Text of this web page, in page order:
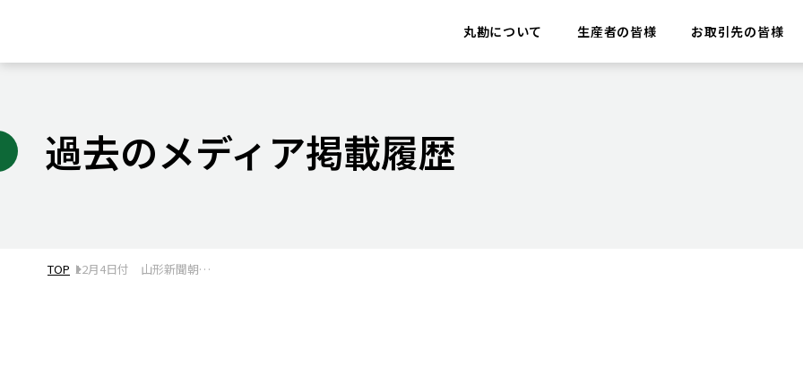
丸勘について 生産者の皆様 お取引先の皆様
過去のメディア掲載履歴
TOP 12月4日付 山形新聞朝…